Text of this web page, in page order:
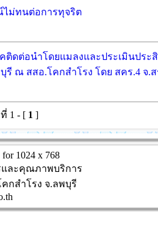
ไม่ทนต่อการทุจริต
ดต่อนำโดยแมลงและประเมินประ
ณ สสอ.โคกสำโรง โดย สคร.4 จ.ส
1 - [ 1 ]
for 1024 x 768
ละคุณภาพบริการ
กสำโรง จ.ลพบุรี